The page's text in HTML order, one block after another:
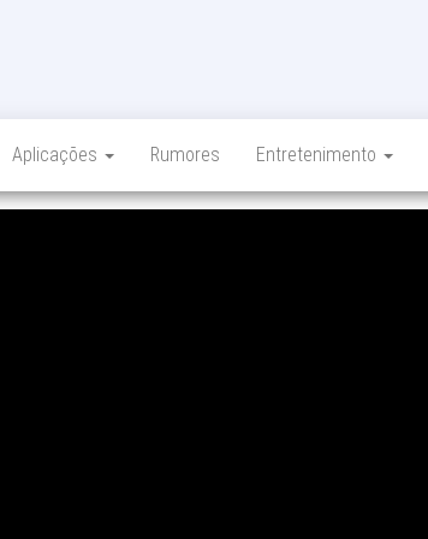
Aplicações Rumores Entretenimento